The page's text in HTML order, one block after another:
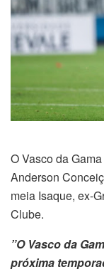
O Vasco da
Anderson
meia Isaque, ex-
Clube.
”O Vasco da
próxima